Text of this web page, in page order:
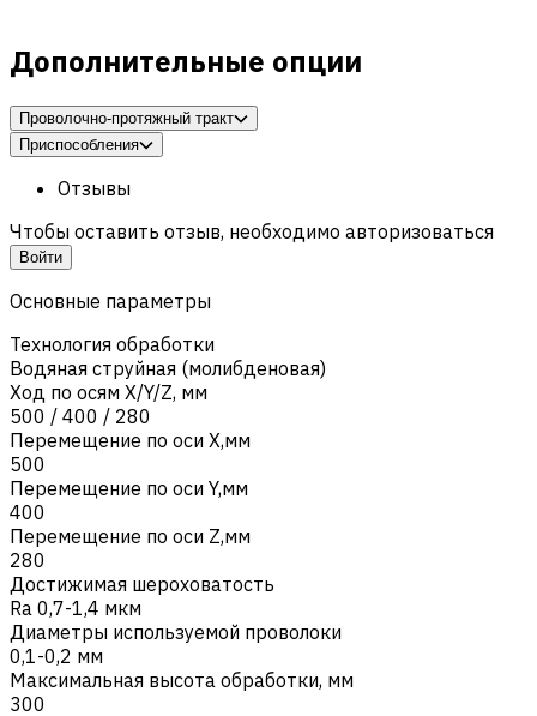
Дополнительные опции
Проволочно-протяжный тракт
Приспособления
Отзывы
Чтобы оставить отзыв, необходимо авторизоваться
Войти
Основные параметры
Технология обработки
Водяная струйная (молибденовая)
Ход по осям X/Y/Z, мм
500 / 400 / 280
Перемещение по оси X,мм
500
Перемещение по оси Y,мм
400
Перемещение по оси Z,мм
280
Достижимая шероховатость
Ra 0,7-1,4 мкм
Диаметры используемой проволоки
0,1-0,2 мм
Максимальная высота обработки, мм
300